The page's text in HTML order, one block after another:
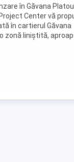
în Găvana
Center vă
în cartierul Găvana
zonă liniștită,